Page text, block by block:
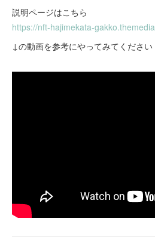
説明ページはこちら
https://nft-hajimekata-
↓の動画を参考にやってみてください